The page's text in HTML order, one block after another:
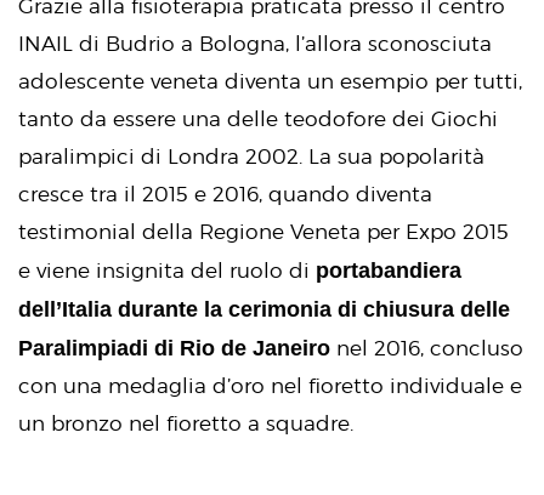
Grazie alla fisioterapia praticata presso il centro
INAIL di Budrio a Bologna, l’allora sconosciuta
adolescente veneta diventa un esempio per tutti,
tanto da essere una delle teodofore dei Giochi
paralimpici di Londra 2002. La sua popolarità
cresce tra il 2015 e 2016, quando diventa
testimonial della Regione Veneta per Expo 2015
e viene insignita del ruolo di portabandiera
dell’Italia durante la cerimonia di chiusura delle
Paralimpiadi di Rio de Janeiro nel 2016, concluso
con una medaglia d’oro nel fioretto individuale e
un bronzo nel fioretto a squadre.